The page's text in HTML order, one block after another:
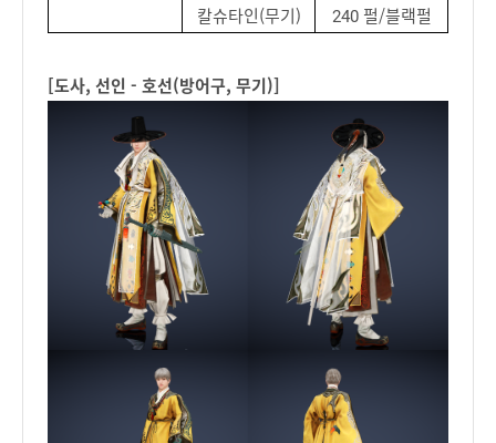
칼슈타인(무기)
240 펄/블랙펄
[도사, 선인 - 호선(방어구, 무기)]